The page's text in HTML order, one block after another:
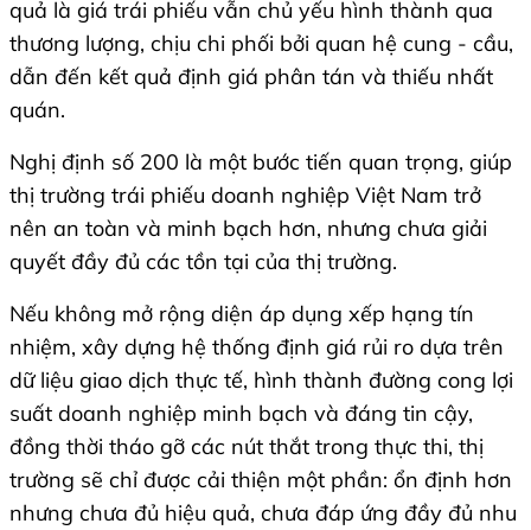
quả là giá trái phiếu vẫn chủ yếu hình thành qua
thương lượng, chịu chi phối bởi quan hệ cung - cầu,
dẫn đến kết quả định giá phân tán và thiếu nhất
quán.
Nghị định số 200 là một bước tiến quan trọng, giúp
thị trường trái phiếu doanh nghiệp Việt Nam trở
nên an toàn và minh bạch hơn, nhưng chưa giải
quyết đầy đủ các tồn tại của thị trường.
Nếu không mở rộng diện áp dụng xếp hạng tín
nhiệm, xây dựng hệ thống định giá rủi ro dựa trên
dữ liệu giao dịch thực tế, hình thành đường cong lợi
suất doanh nghiệp minh bạch và đáng tin cậy,
đồng thời tháo gỡ các nút thắt trong thực thi, thị
trường sẽ chỉ được cải thiện một phần: ổn định hơn
nhưng chưa đủ hiệu quả, chưa đáp ứng đầy đủ nhu